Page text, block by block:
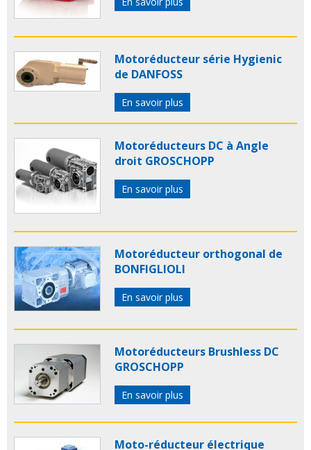
Motoréducteur série Hygienic
de DANFOSS
En savoir plus
Motoréducteurs DC à Angle
droit GROSCHOPP
En savoir plus
Motoréducteur orthogonal de
BONFIGLIOLI
En savoir plus
Motoréducteurs Brushless DC
GROSCHOPP
En savoir plus
Moto-réducteur électrique